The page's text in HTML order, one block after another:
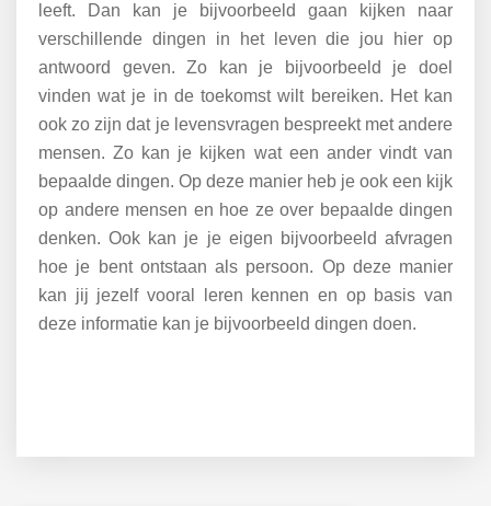
leeft. Dan kan je bijvoorbeeld gaan kijken naar
verschillende dingen in het leven die jou hier op
antwoord geven. Zo kan je bijvoorbeeld je doel
vinden wat je in de toekomst wilt bereiken. Het kan
ook zo zijn dat je levensvragen bespreekt met andere
mensen. Zo kan je kijken wat een ander vindt van
bepaalde dingen. Op deze manier heb je ook een kijk
op andere mensen en hoe ze over bepaalde dingen
denken. Ook kan je je eigen bijvoorbeeld afvragen
hoe je bent ontstaan als persoon. Op deze manier
kan jij jezelf vooral leren kennen en op basis van
deze informatie kan je bijvoorbeeld dingen doen.